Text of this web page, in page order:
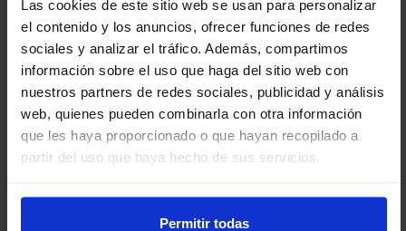
Las cookies de este sitio web se usan para personalizar
el contenido y los anuncios, ofrecer funciones de redes
sociales y analizar el tráfico. Además, compartimos
información sobre el uso que haga del sitio web con
nuestros partners de redes sociales, publicidad y análisis
web, quienes pueden combinarla con otra información
que les haya proporcionado o que hayan recopilado a
partir del uso que haya hecho de sus servicios.
Permitir todas
asociación entre el sueño y la resistencia a la
insulina.
Por el contrario, entre los sistemas corporales
examinados, el estilo de vida fue el predictor más
sólido de la calidad del sueño , superando a la edad,
el índice de masa corporal y la grasa visceral. Otros
factores clave que influyeron en los parámetros del
sueño fueron el sistema cardiovascular, la resistencia